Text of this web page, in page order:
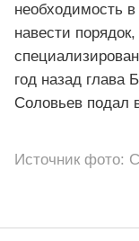
необходимость
навести
год назад глава
Соловьев подал
Источник фото: